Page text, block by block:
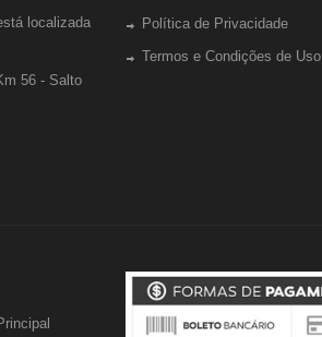
localizada
56 - Salto
Política de Privacidade
Termos e Condições de Uso